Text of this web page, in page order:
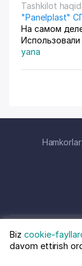
Tashkilot
"Panelplast"
На самом
yana
Hamkorlar:
© Top.uz, 2024
Biz cookie-
davom ettirish